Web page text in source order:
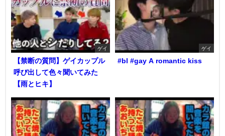
ゲイ
【禁断の質問】ゲイカップル
呼び出して色々聞いてみた
【雨とヒキ】
ゲイ
#bl #gay A romantic kiss